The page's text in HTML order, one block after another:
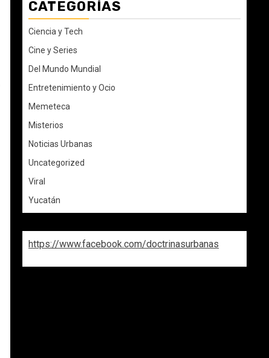
CATEGORÍAS
Ciencia y Tech
Cine y Series
Del Mundo Mundial
Entretenimiento y Ocio
Memeteca
Misterios
Noticias Urbanas
Uncategorized
Viral
Yucatán
https://www.facebook.com/doctrinasurbanas